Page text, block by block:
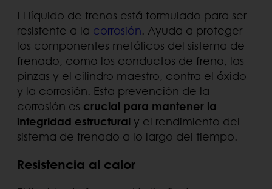
El líquido de frenos está formulado para ser
resistente a la corrosión. Ayuda a proteger
los componentes metálicos del sistema de
frenado, como los conductos de freno, las
pinzas y el cilindro maestro, contra el óxido
y la corrosión. Esta prevención de la
corrosión es crucial para mantener la
integridad estructural y el rendimiento del
sistema de frenado a lo largo del tiempo.
Resistencia al calor